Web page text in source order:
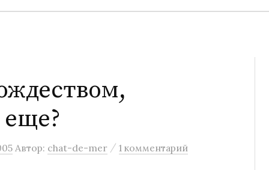
Автор: chat-de-mer / 1 комментарий